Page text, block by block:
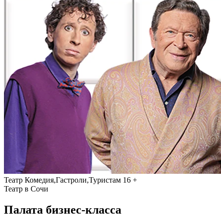
Театр Комедия,Гастроли,Туристам 16 +
Театр в Сочи
Палата бизнес-класса